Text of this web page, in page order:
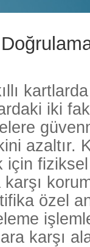
iki
azaltır.
için
özel
karşı